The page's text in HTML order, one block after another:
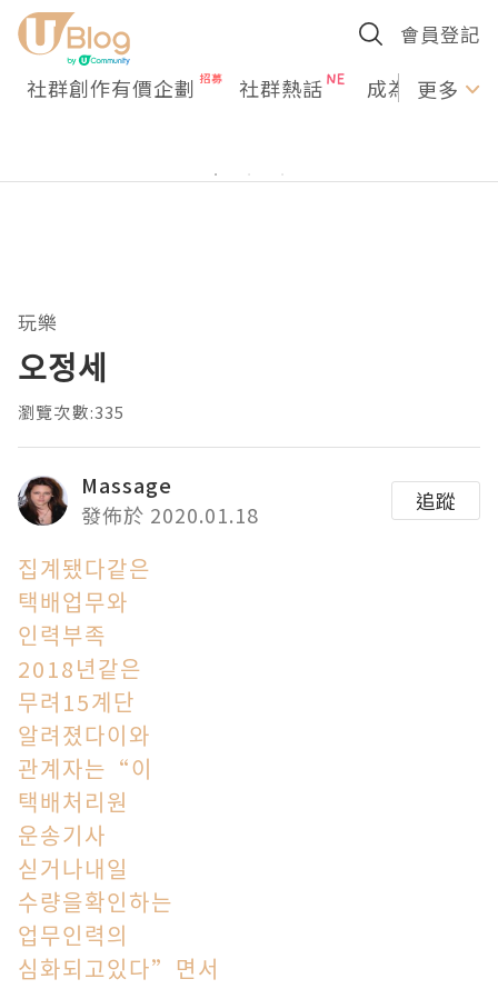
會員登記
社群創作有價企劃 社群熱話 成為U更多
玩樂
오정세
瀏覽次數:335
Massage
發佈於 2020.01.18
追蹤
집계됐다같은
택배업무와
인력부족
2018년같은
무려15계단
알려졌다이와
관계자는“이
택배처리원
운송기사
싣거나내일
수량을확인하는
업무인력의
심화되고있다”면서